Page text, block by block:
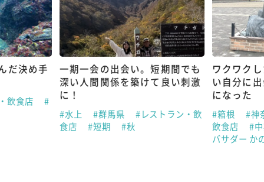
だ決め手
飲食店 #
一期一会の出会い。短期間でも
深い人間関係を築けて良い刺激
に！
#水上 #群馬県
#レストラン・飲
食店
#短期 #秋
ワクワク
い自分に
になった
#箱根
#神
飲食店
#
バサダー か